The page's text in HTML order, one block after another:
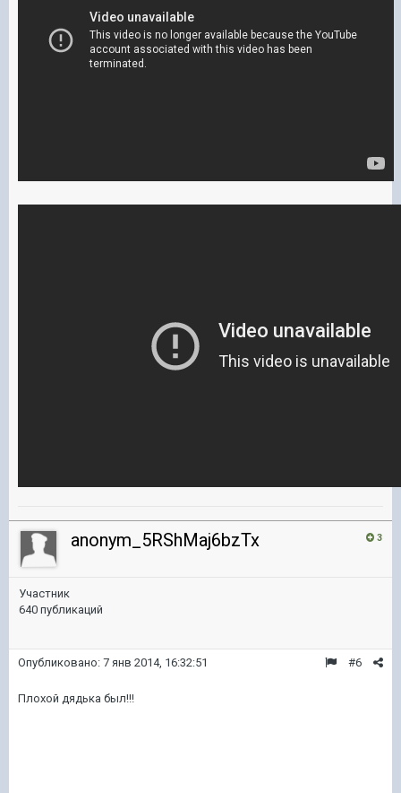
3
anonym_5RShMaj6bzTx
Участник
640 публикаций
#6
Опубликовано: 7 янв 2014, 16:32:51
Плохой дядька был!!!